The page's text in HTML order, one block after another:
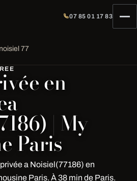
07 85 01 17 83
77
en
| My
Paris
a Noisiel(77186) en
Paris. À 38 min de Paris.